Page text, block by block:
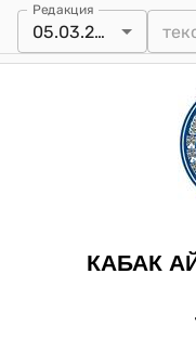
Редакция
05.03.2015